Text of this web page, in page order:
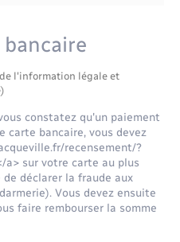
de l’espace
l'information légale et
constatez qu'un paiement
carte bancaire, vous devez
recensement/?
a> sur votre carte au plus
déclarer la fraude aux
Vous devez ensuite
faire rembourser la somme